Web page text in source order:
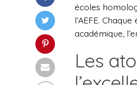
écoles
l’AEFE.
académique,
Les